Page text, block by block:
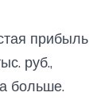
прибыль
руб.,
больше.